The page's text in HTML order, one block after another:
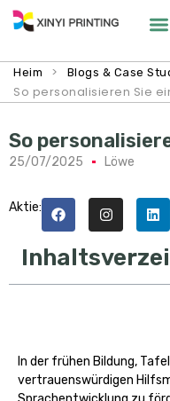
Heim > Blogs & Case
So personalisieren Sie
So
25/07/2025 Löwe
Aktie:
In der frühen Bildung,
vertrauenswürdigen